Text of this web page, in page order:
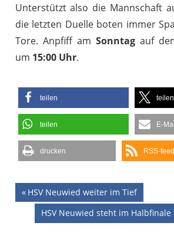
Unterstützt also die Mannschaft
die letzten Duelle boten immer
Tore. Anpfiff am Sonntagauf
um 15:00 Uhr.
teilen teilen
teilen E-
drucken RSS-feed
Beitragsnavigation
Vorheriger
Beitrag:
HSV Neuwied weiter im Tief
Nächster
Beitrag:
HSV Neuwied steht im Halbfinale